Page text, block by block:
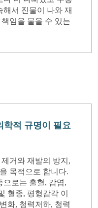
해서 진물이 나와 재
임을 물을 수 있는
학적 규명이 필요
거와 재발의 방지,
목적으로 합니다.
으로는 출혈, 감염,
혈종, 평형감각 이
화, 청력저하, 청력